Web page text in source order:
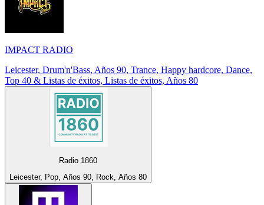
IMPACT RADIO
Leicester, Drum'n'Bass, Años 90, Trance, Happy hardcore, Dance,
Top 40 & Listas de éxitos, Listas de éxitos, Años 80
Radio 1860
Leicester, Pop, Años 90, Rock, Años 80